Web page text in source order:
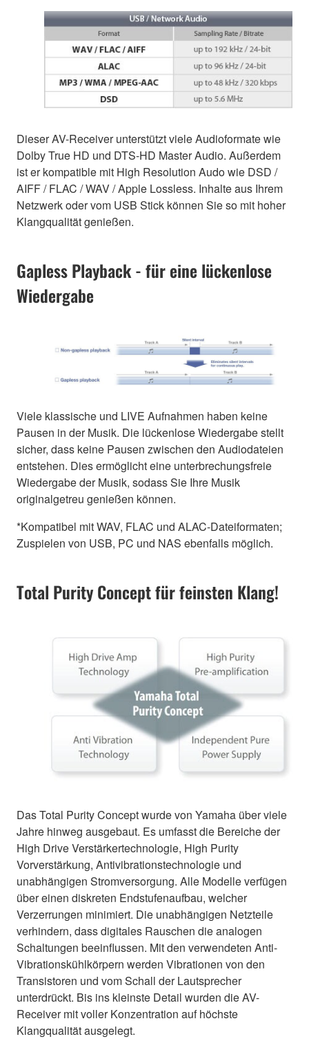
Dieser AV-Receiver unterstützt viele Audioformate wie
Dolby True HD und DTS-HD Master Audio. Außerdem
ist er kompatible mit High Resolution Audo wie DSD /
AIFF / FLAC / WAV / Apple Lossless. Inhalte aus Ihrem
Netzwerk oder vom USB Stick können Sie so mit hoher
Klangqualität genießen.
Gapless Playback - für eine lückenlose
Wiedergabe
Viele klassische und LIVE Aufnahmen haben keine
Pausen in der Musik. Die lückenlose Wiedergabe stellt
sicher, dass keine Pausen zwischen den Audiodateien
entstehen. Dies ermöglicht eine unterbrechungsfreie
Wiedergabe der Musik, sodass Sie Ihre Musik
originalgetreu genießen können.
*Kompatibel mit WAV, FLAC und ALAC-Dateiformaten;
Zuspielen von USB, PC und NAS ebenfalls möglich.
Total Purity Concept für feinsten Klang!
Das Total Purity Concept wurde von Yamaha über viele
Jahre hinweg ausgebaut. Es umfasst die Bereiche der
High Drive Verstärkertechnologie, High Purity
Vorverstärkung, Antivibrationstechnologie und
unabhängigen Stromversorgung. Alle Modelle verfügen
über einen diskreten Endstufenaufbau, welcher
Verzerrungen minimiert. Die unabhängigen Netzteile
verhindern, dass digitales Rauschen die analogen
Schaltungen beeinflussen. Mit den verwendeten Anti-
Vibrationskühlkörpern werden Vibrationen von den
Transistoren und vom Schall der Lautsprecher
unterdrückt. Bis ins kleinste Detail wurden die AV-
Receiver mit voller Konzentration auf höchste
Klangqualität ausgelegt.